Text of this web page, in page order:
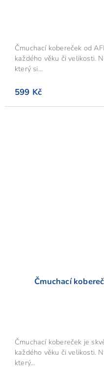
599 Kč
Čmuchací kobereček od
každého věku či velikosti.
který si...
Čmuchací
Čmuchací kobereček je
každého věku či velikosti.
který...